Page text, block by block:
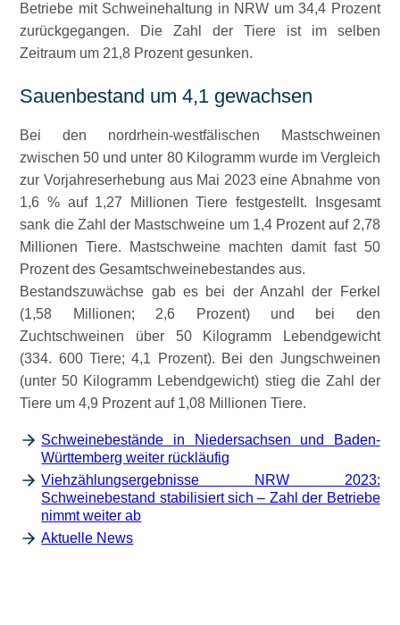
Betriebe mit Schweinehaltung in NRW um 34,4 Prozent
zurückgegangen. Die Zahl der Tiere ist im selben
Zeitraum um 21,8 Prozent gesunken.
Sauenbestand um 4,1 gewachsen
Bei den nordrhein-westfälischen Mastschweinen
zwischen 50 und unter 80 Kilogramm wurde im Vergleich
zur Vorjahreserhebung aus Mai 2023 eine Abnahme von
1,6 % auf 1,27 Millionen Tiere festgestellt. Insgesamt
sank die Zahl der Mastschweine um 1,4 Prozent auf 2,78
Millionen Tiere. Mastschweine machten damit fast 50
Prozent des Gesamtschweinebestandes aus.
Bestandszuwächse gab es bei der Anzahl der Ferkel
(1,58 Millionen; 2,6 Prozent) und bei den
Zuchtschweinen über 50 Kilogramm Lebendgewicht
(334. 600 Tiere; 4,1 Prozent). Bei den Jungschweinen
(unter 50 Kilogramm Lebendgewicht) stieg die Zahl der
Tiere um 4,9 Prozent auf 1,08 Millionen Tiere.
Schweinebestände in Niedersachsen und Baden-
Württemberg weiter rückläufig
Viehzählungsergebnisse NRW 2023:
Schweinebestand stabilisiert sich – Zahl der Betriebe
nimmt weiter ab
Aktuelle News